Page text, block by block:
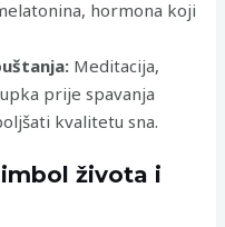
hormona koji
Meditacija,
prije spavanja
kvalitetu sna.
života i